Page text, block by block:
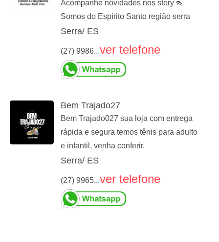
Acompanhe novidades nos story 👠
Somos do Espírito Santo região serra
Serra/ ES
(27) 9986...ver telefone
Bem Trajado27
Bem Trajado027 sua loja com entrega
rápida e segura temos tênis para adulto
e infantil, venha conferir.
Serra/ ES
(27) 9965...ver telefone